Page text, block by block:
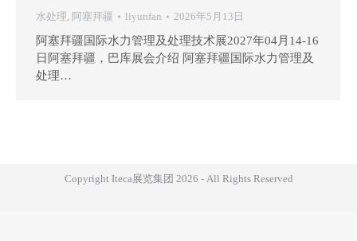
水处理, 阿塞拜疆 liyunfan 2026年5月13日
阿塞拜疆国际水力管理及处理技术展2027年04月14-16
日阿塞拜疆，巴库展会介绍 阿塞拜疆国际水力管理及
处理…
Copyright Iteca展览集团 2026 - All Rights Reserved